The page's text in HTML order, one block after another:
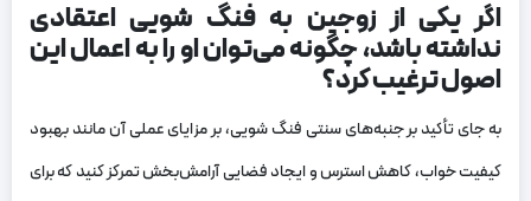
اگر یکی از زوجین به فنگ شویی اعتقادی
نداشته باشد، چگونه می‌توان او را به اعمال این
اصول ترغیب کرد؟
به جای تأکید بر جنبه‌های سنتی فنگ شویی، بر مزایای عملی آن مانند بهبود
کیفیت خواب، کاهش استرس و ایجاد فضایی آرامش‌بخش تمرکز کنید که برای